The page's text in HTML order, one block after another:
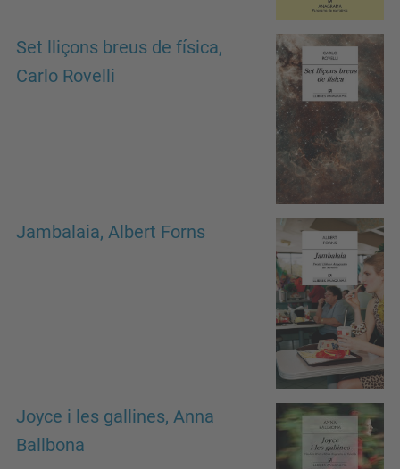
Set lliçons breus de física,
Carlo Rovelli
Jambalaia, Albert Forns
Joyce i les gallines, Anna
Ballbona